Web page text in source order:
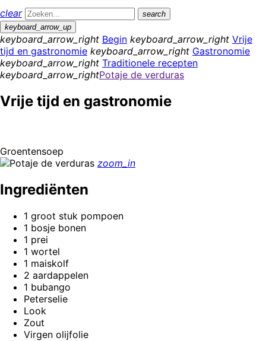
clear
search
keyboard_arrow_up
keyboard_arrow_right Begin keyboard_arrow_right Vrije
tijd en gastronomie keyboard_arrow_right Gastronomie
keyboard_arrow_right Traditionele recepten
keyboard_arrow_rightPotaje de verduras
Vrije tijd en gastronomie
Groentensoep
zoom_in
Ingrediënten
1 groot stuk pompoen
1 bosje bonen
1 prei
1 wortel
1 maiskolf
2 aardappelen
1 bubango
Peterselie
Look
Zout
Virgen olijfolie